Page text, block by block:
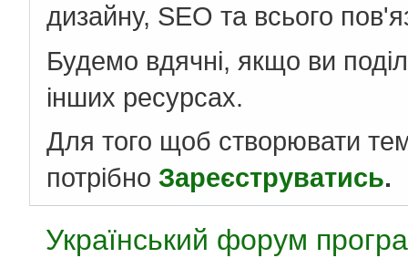
дизайну, SEO та всього
Будемо вдячні, якщо ви
інших ресурсах.
Для того щоб створювати
потрібно Зареєструватись.
Український форум